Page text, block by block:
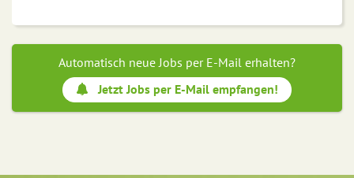
Automatisch neue Jobs per E-Mail erhalten?
Jetzt Jobs per E-Mail empfangen!